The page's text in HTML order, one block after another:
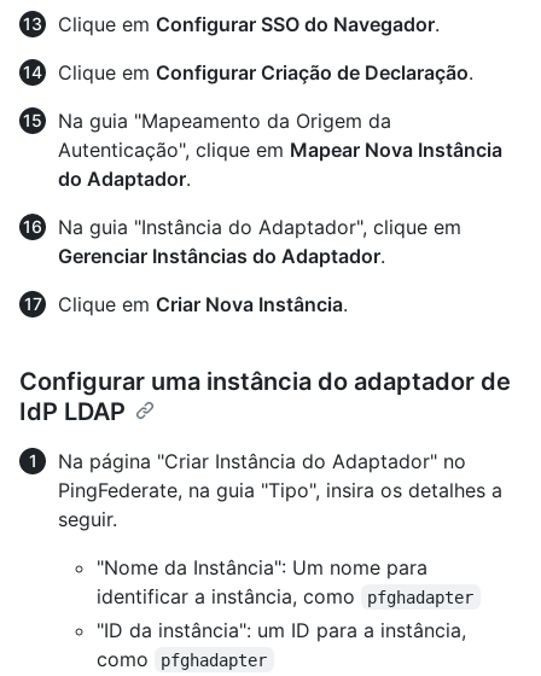
Clique em Configurar SSO do Navegador.
Clique em Configurar Criação de Declaração.
Na guia "Mapeamento da Origem da
Autenticação", clique em Mapear Nova Instância
do Adaptador.
Na guia "Instância do Adaptador", clique em
Gerenciar Instâncias do Adaptador.
Clique em Criar Nova Instância.
Configurar uma instância do adaptador de
IdP LDAP
Na página "Criar Instância do Adaptador" no
PingFederate, na guia "Tipo", insira os detalhes a
seguir.
"Nome da Instância": Um nome para
identificar a instância, como
pfghadapter
"ID da instância": um ID para a instância,
como
pfghadapter